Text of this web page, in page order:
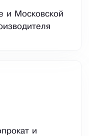
и Московской
и